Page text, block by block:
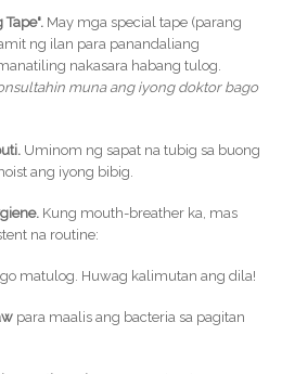
May mga special tape (parang
ng ilan para panandaliang
nakasara habang tulog.
muna ang iyong doktor bago
Uminom ng sapat na tubig sa buong
ang iyong bibig.
Kung mouth-breather ka, mas
na routine:
matulog. Huwag kalimutan ang dila!
para maalis ang bacteria sa pagitan